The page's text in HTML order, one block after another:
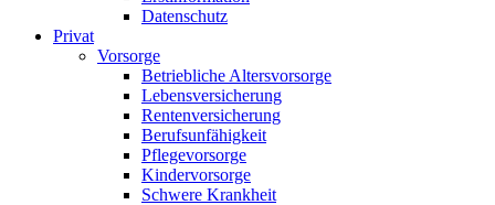
Datenschutz
Privat
Vorsorge
Betriebliche Altersvorsorge
Lebensversicherung
Rentenversicherung
Berufsunfähigkeit
Pflegevorsorge
Kindervorsorge
Schwere Krankheit